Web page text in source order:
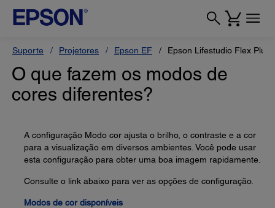
Suporte Projetores Epson EF Epson Lifestudio Flex Plus
O que fazem os modos de
cores diferentes?
A configuração Modo cor ajusta o brilho, o contraste e a cor
para a visualização em diversos ambientes. Você pode usar
esta configuração para obter uma boa imagem rapidamente.
Consulte o link abaixo para ver as opções de configuração.
Modos de cor disponíveis